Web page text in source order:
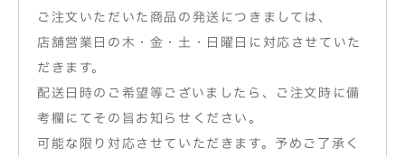
ご注文いただいた商品の発送につきましては、
店舗営業日の木・金・土・日曜日に対応させていた
だきます。
配送日時のご希望等ございましたら、ご注文時に備
考欄にてその旨お知らせください。
可能な限り対応させていただきます。予めご了承く